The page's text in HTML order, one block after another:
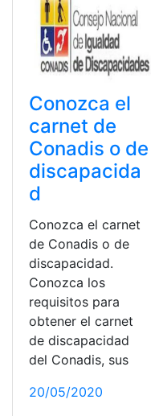
Conozca el
carnet de
Conadis o de
discapacida
d
Conozca el carnet
de Conadis o de
discapacidad.
Conozca los
requisitos para
obtener el carnet
de discapacidad
del Conadis, sus
20/05/2020